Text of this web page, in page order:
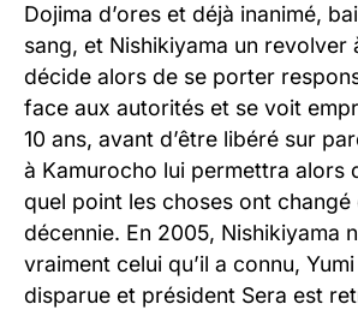
Dojima d’ores et déjà inanimé,
sang, et Nishikiyama un revolver
décide alors de se porter
face aux autorités et se voit
10 ans, avant d’être libéré sur
à Kamurocho lui permettra alors
quel point les choses ont changé
décennie. En 2005, Nishikiyama
vraiment celui qu’il a connu,
disparue et président Sera est